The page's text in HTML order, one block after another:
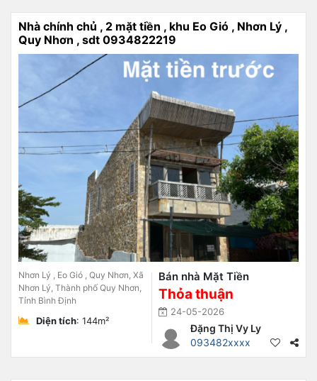
Nhà chính chủ , 2 mặt tiền , khu Eo Gió , Nhơn Lý ,
Quy Nhơn , sdt 0934822219
Nhơn Lý , Eo Gió , Quy Nhơn, Xã
Nhơn Lý, Thành phố Quy Nhơn,
Tỉnh Bình Định
Diện tích: 144m²
Bán nhà Mặt Tiền
Thỏa thuận
24-05-2026
Đặng Thị Vy Ly
093482xxxx